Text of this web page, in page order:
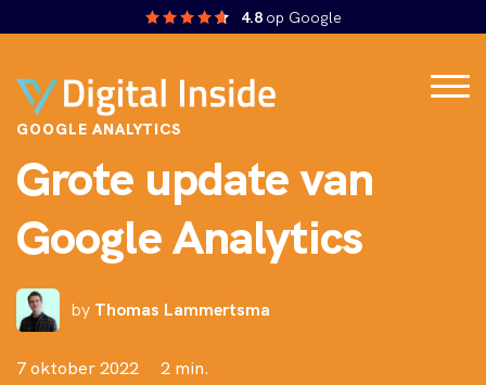
4.8 op Google
GOOGLE ANALYTICS
Grote update van
Google Analytics
by Thomas Lammertsma
7 oktober 2022 2 min.